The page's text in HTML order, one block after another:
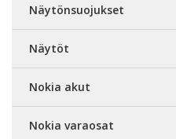
Näytönsuojukset
Näytöt
Nokia akut
Nokia varaosat